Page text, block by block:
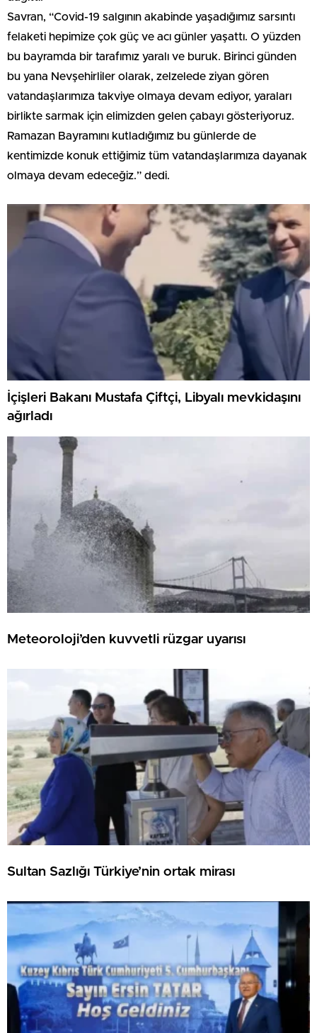
Savran, “Covid-19 salgının akabinde yaşadığımız sarsıntı
felaketi hepimize çok güç ve acı günler yaşattı. O yüzden
bu bayramda bir tarafımız yaralı ve buruk. Birinci günden
bu yana Nevşehirliler olarak, zelzelede ziyan gören
vatandaşlarımıza takviye olmaya devam ediyor, yaraları
birlikte sarmak için elimizden gelen çabayı gösteriyoruz.
Ramazan Bayramını kutladığımız bu günlerde de
kentimizde konuk ettiğimiz tüm vatandaşlarımıza dayanak
olmaya devam edeceğiz.” dedi.
İçişleri Bakanı Mustafa Çiftçi, Libyalı mevkidaşını
ağırladı
Meteoroloji’den kuvvetli rüzgar uyarısı
Sultan Sazlığı Türkiye’nin ortak mirası